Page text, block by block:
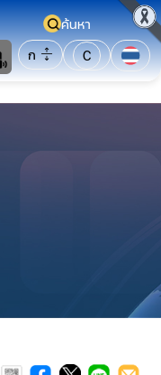
ค้นหา
ก
C